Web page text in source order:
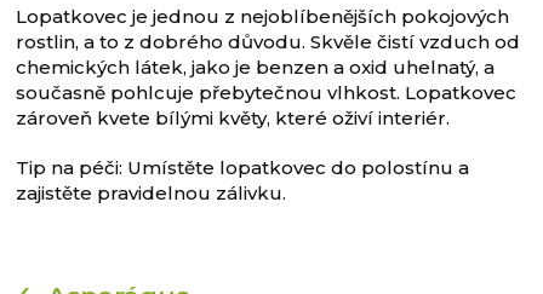
Lopatkovec je jednou z nejoblíbenějších pokojových
rostlin, a to z dobrého důvodu. Skvěle čistí vzduch od
chemických látek, jako je benzen a oxid uhelnatý, a
současně pohlcuje přebytečnou vlhkost. Lopatkovec
zároveň kvete bílými květy, které oživí interiér.
Tip na péči: Umístěte lopatkovec do polostínu a
zajistěte pravidelnou zálivku.